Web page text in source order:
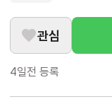
관심
4일전 등록